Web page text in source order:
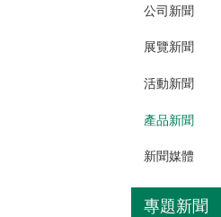
公司新聞
展覽新聞
活動新聞
產品新聞
新聞媒體
專題新聞